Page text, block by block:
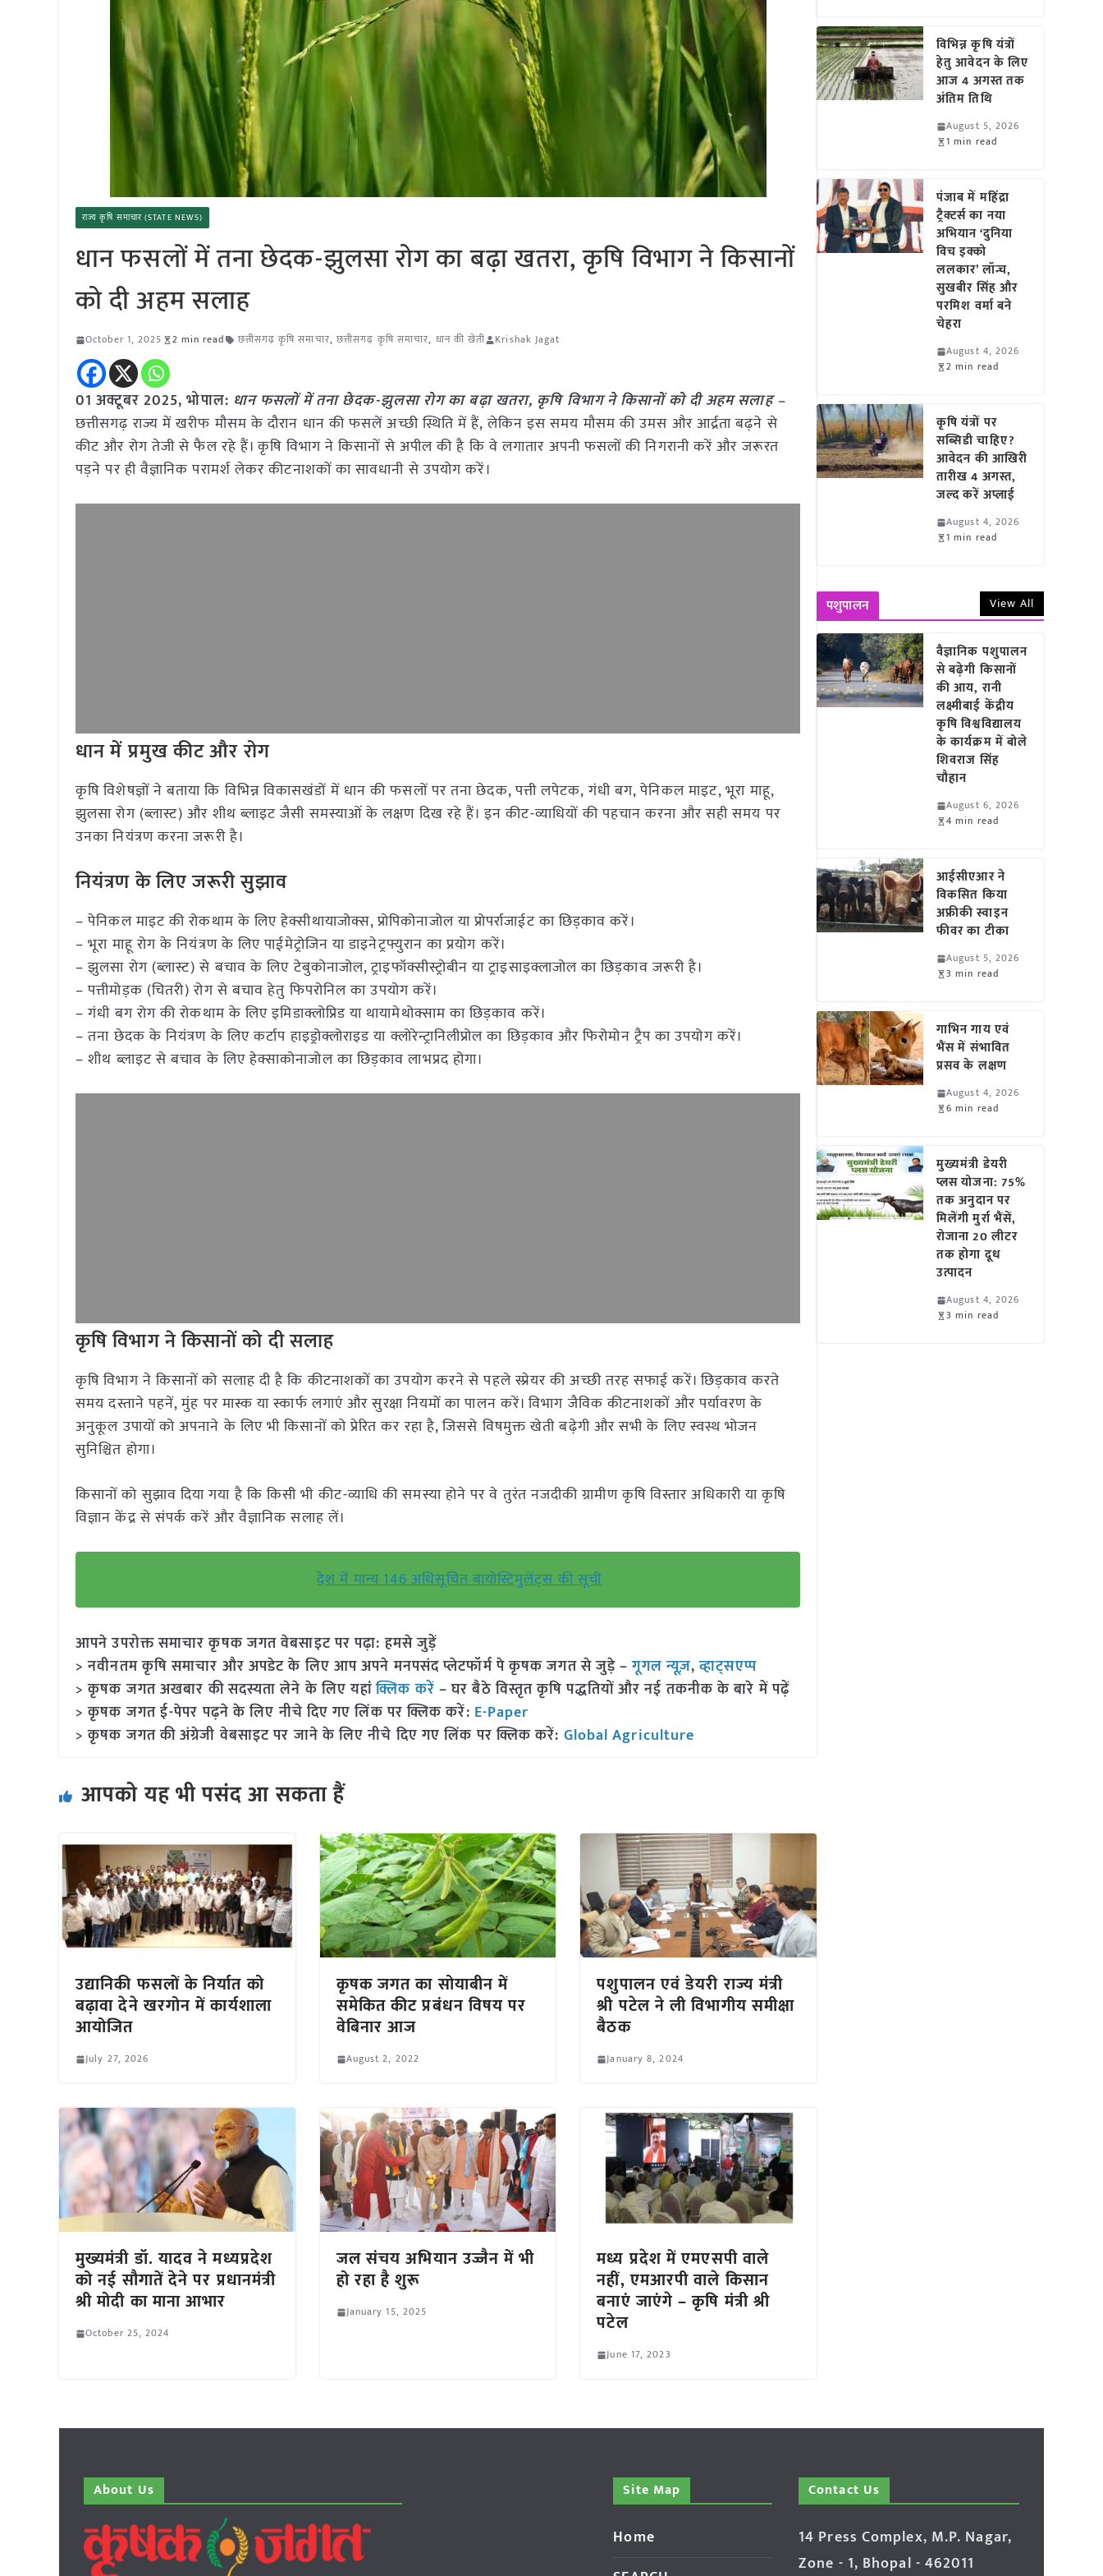
राज्य कृषि समाचार (STATE NEWS)
धान फसलों में तना छेदक-झुलसा रोग का बढ़ा खतरा, कृषि विभाग ने किसानों
को दी अहम सलाह
October 1, 2025 2 min read छत्तीसगढ़ कृषि समाचार,छत्तीसगढ़ कृषि समाचार, धान की खेती Krishak Jagat
01 अक्टूबर 2025, भोपाल: धान फसलों में तना छेदक-झुलसा रोग का बढ़ा खतरा, कृषि विभाग ने किसानों को दी अहम सलाह –
छत्तीसगढ़ राज्य में खरीफ मौसम के दौरान धान की फसलें अच्छी स्थिति में हैं, लेकिन इस समय मौसम की उमस और आर्द्रता बढ़ने से
कीट और रोग तेजी से फैल रहे हैं। कृषि विभाग ने किसानों से अपील की है कि वे लगातार अपनी फसलों की निगरानी करें और जरूरत
पड़ने पर ही वैज्ञानिक परामर्श लेकर कीटनाशकों का सावधानी से उपयोग करें।
धान में प्रमुख कीट और रोग
कृषि विशेषज्ञों ने बताया कि विभिन्न विकासखंडों में धान की फसलों पर तना छेदक, पत्ती लपेटक, गंधी बग, पेनिकल माइट, भूरा माहू,
झुलसा रोग (ब्लास्ट) और शीथ ब्लाइट जैसी समस्याओं के लक्षण दिख रहे हैं। इन कीट-व्याधियों की पहचान करना और सही समय पर
उनका नियंत्रण करना जरूरी है।
नियंत्रण के लिए जरूरी सुझाव
– पेनिकल माइट की रोकथाम के लिए हेक्सीथायाजोक्स, प्रोपिकोनाजोल या प्रोपर्राजाईट का छिड़काव करें।
– भूरा माहू रोग के नियंत्रण के लिए पाईमेट्रोजिन या डाइनेट्रफ्युरान का प्रयोग करें।
– झुलसा रोग (ब्लास्ट) से बचाव के लिए टेबुकोनाजोल, ट्राइफॉक्सीस्ट्रोबीन या ट्राइसाइक्लाजोल का छिड़काव जरूरी है।
– पत्तीमोड़क (चितरी) रोग से बचाव हेतु फिपरोनिल का उपयोग करें।
– गंधी बग रोग की रोकथाम के लिए इमिडाक्लोप्रिड या थायामेथोक्साम का छिड़काव करें।
– तना छेदक के नियंत्रण के लिए कर्टाप हाइड्रोक्लोराइड या क्लोरेन्ट्रानिलीप्रोल का छिड़काव और फिरोमोन ट्रैप का उपयोग करें।
– शीथ ब्लाइट से बचाव के लिए हेक्साकोनाजोल का छिड़काव लाभप्रद होगा।
कृषि विभाग ने किसानों को दी सलाह
कृषि विभाग ने किसानों को सलाह दी है कि कीटनाशकों का उपयोग करने से पहले स्प्रेयर की अच्छी तरह सफाई करें। छिड़काव करते
समय दस्ताने पहनें, मुंह पर मास्क या स्कार्फ लगाएं और सुरक्षा नियमों का पालन करें। विभाग जैविक कीटनाशकों और पर्यावरण के
अनुकूल उपायों को अपनाने के लिए भी किसानों को प्रेरित कर रहा है, जिससे विषमुक्त खेती बढ़ेगी और सभी के लिए स्वस्थ भोजन
सुनिश्चित होगा।
किसानों को सुझाव दिया गया है कि किसी भी कीट-व्याधि की समस्या होने पर वे तुरंत नजदीकी ग्रामीण कृषि विस्तार अधिकारी या कृषि
विज्ञान केंद्र से संपर्क करें और वैज्ञानिक सलाह लें।
देश में मान्य 146 अधिसूचित बायोस्टिमुलेंट्स की सूची
आपने उपरोक्त समाचार कृषक जगत वेबसाइट पर पढ़ा: हमसे जुड़ें
> नवीनतम कृषि समाचार और अपडेट के लिए आप अपने मनपसंद प्लेटफॉर्म पे कृषक जगत से जुड़े –गूगल न्यूज़,व्हाट्सएप्प
> कृषक जगत अखबार की सदस्यता लेने के लिए यहांक्लिक करें – घर बैठे विस्तृत कृषि पद्धतियों और नई तकनीक के बारे में पढ़ें
> कृषक जगत ई-पेपर पढ़ने के लिए नीचे दिए गए लिंक पर क्लिक करें: E-Paper
> कृषक जगत की अंग्रेजी वेबसाइट पर जाने के लिए नीचे दिए गए लिंक पर क्लिक करें: Global Agriculture
आपको यह भी पसंद आ सकता हैं
उद्यानिकी फसलों के निर्यात को
बढ़ावा देने खरगोन में कार्यशाला
आयोजित
July 27, 2026
कृषक जगत का सोयाबीन में
समेकित कीट प्रबंधन विषय पर
वेबिनार आज
August 2, 2022
पशुपालन एवं डेयरी राज्य मंत्री
श्री पटेल ने ली विभागीय समीक्षा
बैठक
January 8, 2024
मुख्यमंत्री डॉ. यादव ने मध्यप्रदेश
को नई सौगातें देने पर प्रधानमंत्री
श्री मोदी का माना आभार
October 25, 2024
जल संचय अभियान उज्जैन में भी
हो रहा है शुरू
January 15, 2025
मध्य प्रदेश में एमएसपी वाले
नहीं, एमआरपी वाले किसान
बनाएं जाएंगे – कृषि मंत्री श्री
पटेल
June 17, 2023
विभिन्न कृषि यंत्रों
हेतु आवेदन के लिए
आज 4 अगस्त तक
अंतिम तिथि
August 5, 2026
1 min read
पंजाब में महिंद्रा
ट्रैक्टर्स का नया
अभियान ‘दुनिया
विच इक्को
ललकार’ लॉन्च,
सुखबीर सिंह और
परमिश वर्मा बने
चेहरा
August 4, 2026
2 min read
कृषि यंत्रों पर
सब्सिडी चाहिए?
आवेदन की आखिरी
तारीख 4 अगस्त,
जल्द करें अप्लाई
August 4, 2026
1 min read
पशुपालन View All
वैज्ञानिक पशुपालन
से बढ़ेगी किसानों
की आय, रानी
लक्ष्मीबाई केंद्रीय
कृषि विश्वविद्यालय
के कार्यक्रम में बोले
शिवराज सिंह
चौहान
August 6, 2026
4 min read
आईसीएआर ने
विकसित किया
अफ्रीकी स्वाइन
फीवर का टीका
August 5, 2026
3 min read
गाभिन गाय एवं
भैंस में संभावित
प्रसव के लक्षण
August 4, 2026
6 min read
मुख्यमंत्री डेयरी
प्लस योजना: 75%
तक अनुदान पर
मिलेंगी मुर्रा भैंसें,
रोजाना 20 लीटर
तक होगा दूध
उत्पादन
August 4, 2026
3 min read
About Us Site Map
Home
Contact Us
14 Press Complex, M.P. Nagar,
Zone - 1, Bhopal - 462011